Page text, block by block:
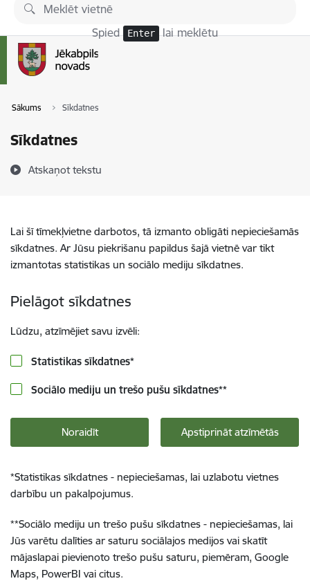
Pāriet uz lapas saturu
Spied Enter lai meklētu
Sākums Sīkdatnes
Sīkdatnes
Atskaņot tekstu
Lai šī tīmekļvietne darbotos, tā izmanto obligāti nepieciešamās
sīkdatnes. Ar Jūsu piekrišanu papildus šajā vietnē var tikt
izmantotas statistikas un sociālo mediju sīkdatnes.
Pielāgot sīkdatnes
Lūdzu, atzīmējiet savu izvēli:
Statistikas sīkdatnes*
Sociālo mediju un trešo pušu sīkdatnes**
Noraidīt Apstiprināt atzīmētās
*Statistikas sīkdatnes - nepieciešamas, lai uzlabotu vietnes
darbību un pakalpojumus.
**Sociālo mediju un trešo pušu sīkdatnes - nepieciešamas, lai
Jūs varētu dalīties ar saturu sociālajos medijos vai skatīt
mājaslapai pievienoto trešo pušu saturu, piemēram, Google
Maps, PowerBI vai citus.